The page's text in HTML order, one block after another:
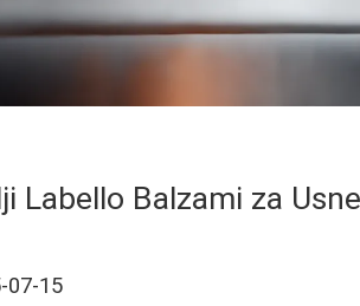
Labello Balzami za
07-15